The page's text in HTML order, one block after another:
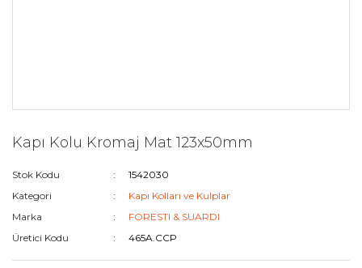
Kapı Kolu Kromaj Mat 123x50mm
Stok Kodu
1542030
Kategori
Kapı Kolları ve Kulplar
Marka
FORESTI & SUARDI
Üretici Kodu
465A.CCP